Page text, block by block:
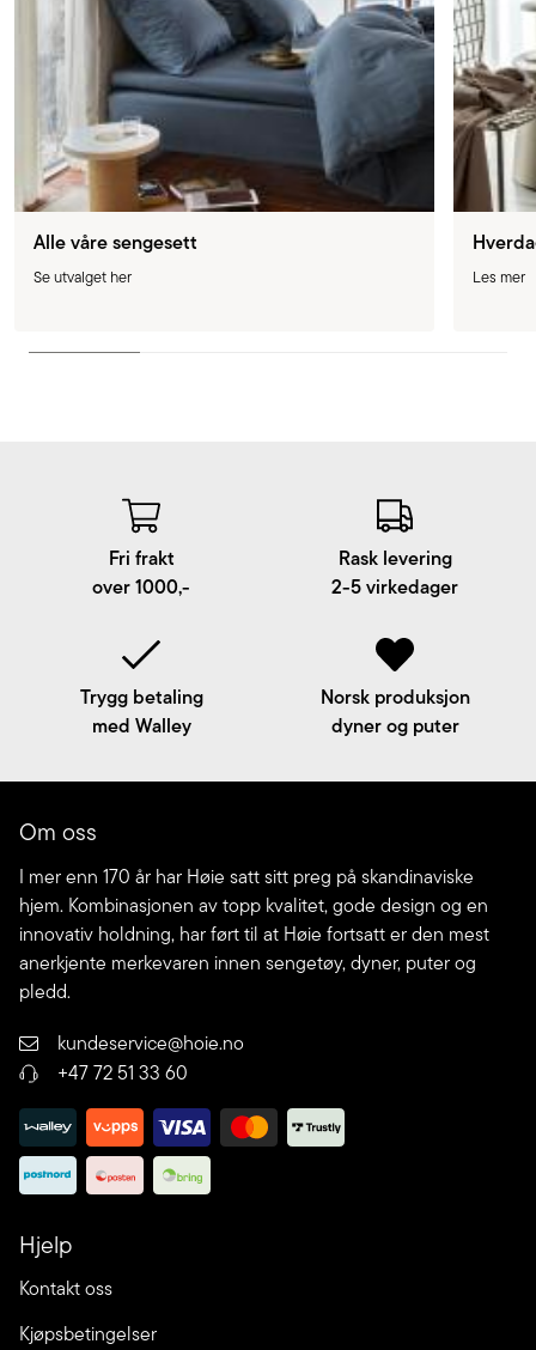
Alle våre sengesett
Se utvalget her Les mer
Fri frakt
over 1000,-
Rask levering
2-5 virkedager
Trygg betaling
med Walley
Norsk produksjon
dyner og puter
Om oss
I mer enn 170 år har Høie satt sitt preg på skandinaviske
hjem. Kombinasjonen av topp kvalitet, gode design og en
innovativ holdning, har ført til at Høie fortsatt er den mest
anerkjente merkevaren innen sengetøy, dyner, puter og
pledd.
kundeservice@hoie.no
+47 72 51 33 60
Hjelp
Kontakt oss
Kjøpsbetingelser